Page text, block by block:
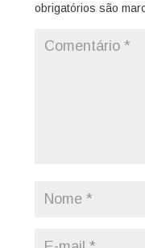
obrigatórios são